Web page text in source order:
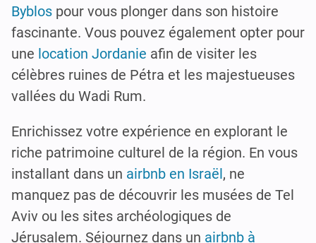
Byblos pour vous plonger dans son histoire
fascinante. Vous pouvez également opter pour
une location Jordanie afin de visiter les
célèbres ruines de Pétra et les majestueuses
vallées du Wadi Rum.
Enrichissez votre expérience en explorant le
riche patrimoine culturel de la région. En vous
installant dans un airbnb en Israël, ne
manquez pas de découvrir les musées de Tel
Aviv ou les sites archéologiques de
Jérusalem. Séjournez dans un airbnb à